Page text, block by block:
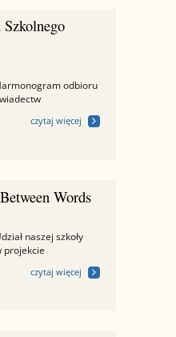
odbioru
czytaj więcej
Words
naszej szkoły
projekcie
czytaj więcej